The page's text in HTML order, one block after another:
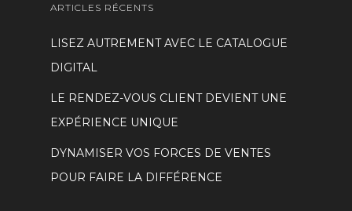
ARTICLES RÉCENTS
LISEZ AUTREMENT AVEC LE CATALOGUE
DIGITAL
LE RENDEZ-VOUS CLIENT DEVIENT UNE
EXPÉRIENCE UNIQUE
DYNAMISER VOS FORCES DE VENTES
POUR FAIRE LA DIFFÉRENCE